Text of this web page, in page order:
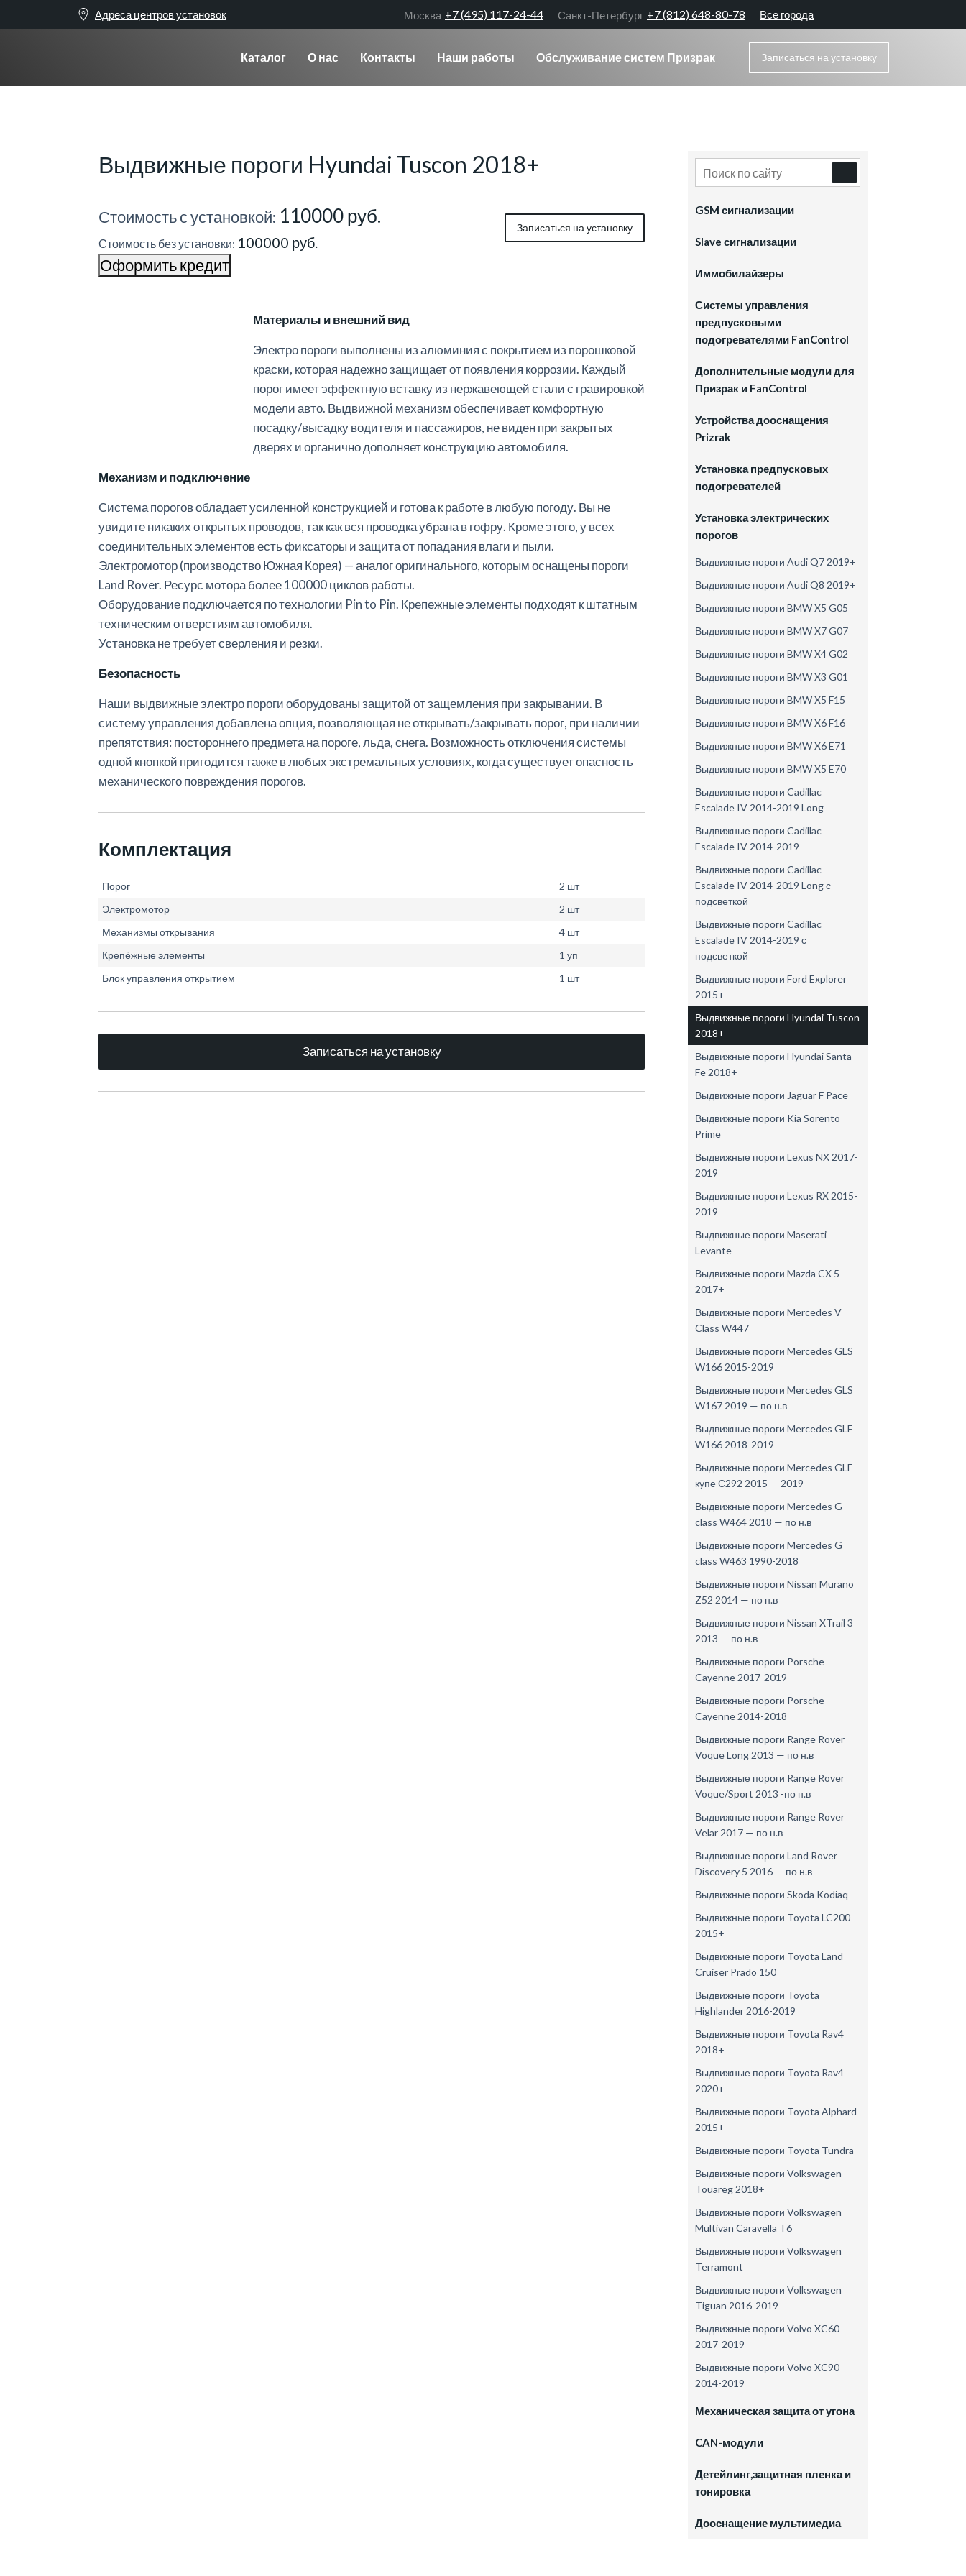
Адреса центров установок Москва +7 (495) 117-24-44 Санкт-Петербург +7 (812) 648-80-78 Все города
Каталог О нас Контакты Наши работы Обслуживание систем Призрак Записаться на установку
Выдвижные пороги Hyundai Tuscon 2018+
Стоимость с установкой: 110000 руб.
Стоимость без установки: 100000 руб.
Записаться на установку
Оформить кредит
Материалы и внешний вид
Электро пороги выполнены из алюминия с покрытием из порошковой
краски, которая надежно защищает от появления коррозии. Каждый
порог имеет эффектную вставку из нержавеющей стали с гравировкой
модели авто. Выдвижной механизм обеспечивает комфортную
посадку/высадку водителя и пассажиров, не виден при закрытых
дверях и органично дополняет конструкцию автомобиля.
Механизм иподключение
Системапороговобладаетусиленной конструкцией и готовакработев любую погоду. Вы не
увидитеникакихоткрытых проводов,таккаквся проводкаубранавгофру. Кромеэтого,увсех
соединительныхэлементовестьфиксаторы изащитаотпопадания влаги и пыли.
Электромотор(производствоЮжная Корея) —аналогоригинального, которымоснащены пороги
Land Rover. Ресурс мотораболее100000цикловработы.
Оборудованиеподключается потехнологии Pinto Pin. Крепежныеэлементы подходяткштатным
техническимотверстиямавтомобиля.
Установканетребуетсверления и резки.
Безопасность
Наши выдвижныеэлектропорогиоборудованызащитойотзащемления призакрывании. В
системууправления добавленаопция, позволяющая неоткрывать/закрывать порог, при наличии
препятствия: постороннегопредметанапороге,льда,снега. Возможностьотключениясистемы
одной кнопкой пригодитсятакжевлюбыхэкстремальныхусловиях, когдасуществуетопасность
механическогоповреждения порогов.
Комплектация
Порог
2 шт
Электромотор
2 шт
Механизмы открывания
4 шт
Крепёжные элементы
1 уп
Блок управления открытием
1 шт
Записаться на установку
GSM сигнализации
Slave сигнализации
Иммобилайзеры
Системы управления
предпусковыми
подогревателями FanControl
Дополнительные модули для
Призрак и FanControl
Устройства дооснащения
Prizrak
Установка предпусковых
подогревателей
Установка электрических
порогов
Выдвижные пороги Audi Q7 2019+
Выдвижные пороги Audi Q8 2019+
Выдвижные пороги BMW X5 G05
Выдвижные пороги BMW X7 G07
Выдвижные пороги BMW X4 G02
Выдвижные пороги BMW X3 G01
Выдвижные пороги BMW X5 F15
Выдвижные пороги BMW X6 F16
Выдвижные пороги BMW X6 E71
Выдвижные пороги BMW X5 E70
Выдвижные пороги Cadillac
Escalade IV 2014-2019 Long
Выдвижные пороги Cadillac
Escalade IV 2014-2019
Выдвижные пороги Cadillac
Escalade IV 2014-2019 Long с
подсветкой
Выдвижные пороги Cadillac
Escalade IV 2014-2019 с
подсветкой
Выдвижные пороги Ford Explorer
2015+
Выдвижные пороги Hyundai Tuscon
2018+
Выдвижные пороги Hyundai Santa
Fe 2018+
Выдвижные пороги Jaguar F Pace
Выдвижные пороги Kia Sorento
Prime
Выдвижные пороги Lexus NX 2017-
2019
Выдвижные пороги Lexus RX 2015-
2019
Выдвижные пороги Maserati
Levante
Выдвижные пороги Mazda CX 5
2017+
Выдвижные пороги Mercedes V
Class W447
Выдвижные пороги Mercedes GLS
W166 2015-2019
Выдвижные пороги Mercedes GLS
W167 2019 — по н.в
Выдвижные пороги Mercedes GLE
W166 2018-2019
Выдвижные пороги Mercedes GLE
купе С292 2015 — 2019
Выдвижные пороги Mercedes G
class W464 2018 — по н.в
Выдвижные пороги Mercedes G
class W463 1990-2018
Выдвижные пороги Nissan Murano
Z52 2014 — по н.в
Выдвижные пороги Nissan XTrail 3
2013 — по н.в
Выдвижные пороги Porsche
Cayenne 2017-2019
Выдвижные пороги Porsche
Cayenne 2014-2018
Выдвижные пороги Range Rover
Voque Long 2013 — по н.в
Выдвижные пороги Range Rover
Voque/Sport 2013 -по н.в
Выдвижные пороги Range Rover
Velar 2017 — по н.в
Выдвижные пороги Land Rover
Discovery 5 2016 — по н.в
Выдвижные пороги Skoda Kodiaq
Выдвижные пороги Toyota LC200
2015+
Выдвижные пороги Toyota Land
Cruiser Prado 150
Выдвижные пороги Toyota
Highlander 2016-2019
Выдвижные пороги Toyota Rav4
2018+
Выдвижные пороги Toyota Rav4
2020+
Выдвижные пороги Toyota Alphard
2015+
Выдвижные пороги Toyota Tundra
Выдвижные пороги Volkswagen
Touareg 2018+
Выдвижные пороги Volkswagen
Multivan Caravella T6
Выдвижные пороги Volkswagen
Terramont
Выдвижные пороги Volkswagen
Tiguan 2016-2019
Выдвижные пороги Volvo XC60
2017-2019
Выдвижные пороги Volvo XC90
2014-2019
Механическая защита от угона
CAN-модули
Детейлинг,защитная пленка и
тонировка
Дооснащение мультимедиа